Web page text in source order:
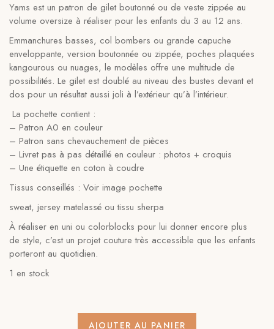
Yams est un patron de gilet boutonné ou de veste zippée au
volume oversize à réaliser pour les enfants du 3 au 12 ans.
Emmanchures basses, col bombers ou grande capuche
enveloppante, version boutonnée ou zippée, poches plaquées
kangourous ou nuages, le modèles offre une multitude de
possibilités. Le gilet est doublé au niveau des bustes devant et
dos pour un résultat aussi joli à l’extérieur qu’à l’intérieur.
La pochette contient :
– Patron A0 en couleur
– Patron sans chevauchement de pièces
– Livret pas à pas détaillé en couleur : photos + croquis
– Une étiquette en coton à coudre
Tissus conseillés : Voir image pochette
sweat, jersey matelassé ou tissu sherpa
À réaliser en uni ou colorblocks pour lui donner encore plus
de style, c’est un projet couture très accessible que les enfants
porteront au quotidien.
1 en stock
AJOUTER AU PANIER